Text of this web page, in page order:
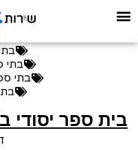
בתי
בתי
בתי
בית ספר יסודי